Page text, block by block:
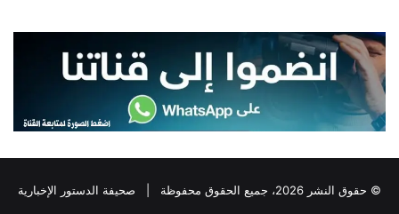
© حقوق النشر 2026، جميع الحقوق محفوظة |
صحيفة الدستور الإخبارية